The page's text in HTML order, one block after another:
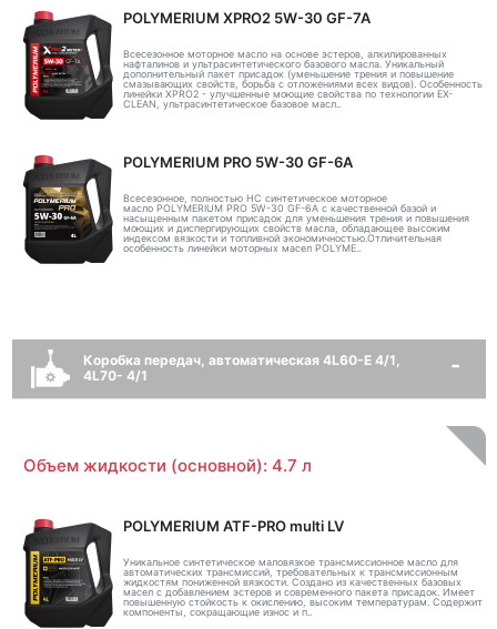
POLYMERIUM XPRO2 5W-30 GF-7A
Всесезонное моторное масло на основе эстеров, алкилированных
нафталинов и ультрасинтетического базового масла. Уникальный
дополнительный пакет присадок (уменьшение трения и повышение
смазывающих свойств, борьба с отложениями всех видов). Особенность
линейки XPRO2 - улучшенные моющие свойства по технологии EX-
CLEAN, ультрасинтетическое базовое масл..
POLYMERIUM PRO 5W-30 GF-6A
Всесезонное, полностью HC синтетическое моторное
масло POLYMERIUM PRO 5W-30 GF-6A с качественной базой и
насыщенным пакетом присадок для уменьшения трения и повышения
моющих и диспергирующих свойств масла, обладающее высоким
индексом вязкости и топливной экономичностью.Отличительная
особенность линейки моторных масел POLYME..
Коробка передач, автоматическая 4L60-E 4/1,
4L70- 4/1
Объем жидкости (основной): 4.7 л
POLYMERIUM ATF-PRO multi LV
Уникальное синтетическое маловязкое трансмиссионное масло для
автоматических трансмиссий, требовательных к трансмиссионным
жидкостям пониженной вязкости. Создано из качественных базовых
масел с добавлением эстеров и современного пакета присадок. Имеет
повышенную стойкость к окислению, высоким температурам. Содержит
компоненты, сокращающие износ и п..